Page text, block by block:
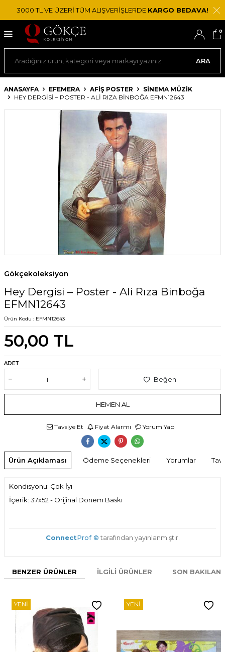
3000 TL VE ÜZERİ TÜM ALIŞVERİŞLERDE KARGO BEDAVA!
ARA
0
ANASAYFA EFEMERA AFIŞ POSTER
SINEMA MÜZIK
HEY DERGISI – POSTER - ALI RIZA BINBOĞA EFMN12643
Gökçekoleksiyon
Hey Dergisi – Poster - Ali Rıza Binboğa
EFMN12643
Ürün Kodu : EFMN12643
50,00 TL
ADET
Beğen
HEMEN AL
Tavsiye Et Fiyat Alarmı Yorum Yap
Ürün Açıklaması Ödeme Seçenekleri Yorumlar
Kondisyonu: Çok İyi
İçerik: 37x52 - Orijinal Dönem Baskı
ConnectProf © tarafından yayınlanmıştır.
BENZER ÜRÜNLER İLGILI ÜRÜNLER SON
YENI YENI